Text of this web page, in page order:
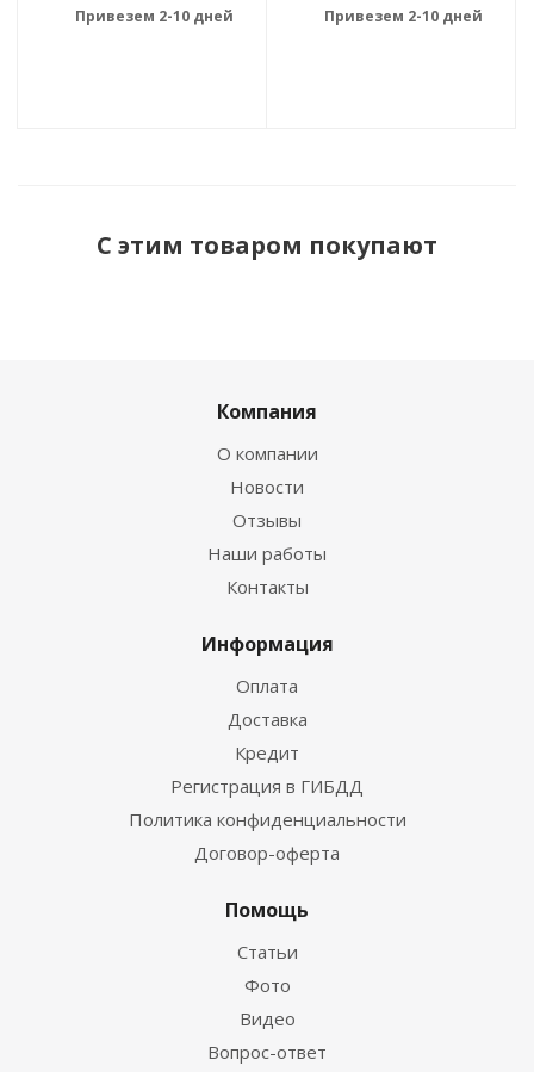
Привезем 2-10 дней Привезем 2-10 дней
С этим товаром покупают
Компания
О компании
Новости
Отзывы
Наши работы
Контакты
Информация
Оплата
Доставка
Кредит
Регистрация в ГИБДД
Политика конфиденциальности
Договор-оферта
Помощь
Статьи
Фото
Видео
Вопрос-ответ